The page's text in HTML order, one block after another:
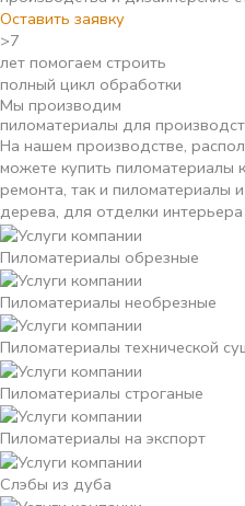
Оставить заявку
>7
лет помогаем строить
полный цикл обработки
Мы производим
пиломатериалы для
На нашем производстве,
можете купить пиломатериалы
ремонта, так и пиломатериалы
дерева, для отделки
Пиломатериалы обрезные
Пиломатериалы необрезные
Пиломатериалы технической
Пиломатериалы строганые
Пиломатериалы на экспорт
Слэбы из дуба